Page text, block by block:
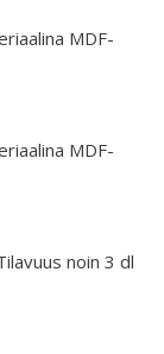
MDF-
MDF-
noin 3 dl